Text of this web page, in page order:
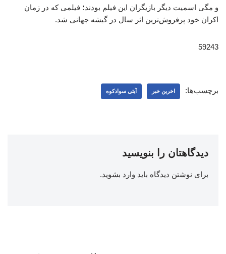
و مگی اسمیت دیگر بازیگران این فیلم بودند؛ فیلمی که در زمان
اکران خود پرفروش‌ترین اثر سال در گیشه جهانی شد.
59243
برچسب‌ها: اخرین خبر آیتی سوادکوه
دیدگاهتان را بنویسید
برای نوشتن دیدگاه باید وارد بشوید.